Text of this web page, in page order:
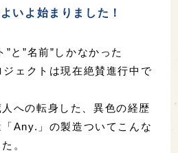
いよ始まりました！
と”名前”しかなかった
ジェクトは現在絶賛進行中で
への転身した、異色の経歴
Any.」の製造ついてこんな
。